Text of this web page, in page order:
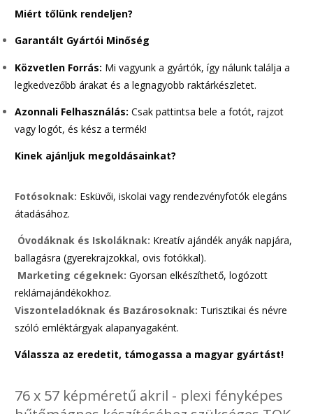
Miért tőlünk rendeljen?
Garantált Gyártói Minőség
Közvetlen Forrás: Mi vagyunk a gyártók, így nálunk találja a
legkedvezőbb árakat és a legnagyobb raktárkészletet.
Azonnali Felhasználás: Csak pattintsa bele a fotót, rajzot
vagy logót, és kész a termék!
Kinek ajánljuk megoldásainkat?
Fotósoknak: Esküvői, iskolai vagy rendezvényfotók elegáns
átadásához.
Óvodáknak és Iskoláknak: Kreatív ajándék anyák napjára,
ballagásra (gyerekrajzokkal, ovis fotókkal).
Marketing cégeknek: Gyorsan elkészíthető, logózott
reklámajándékokhoz.
Viszonteladóknak és Bazárosoknak: Turisztikai és névre
szóló emléktárgyak alapanyagaként.
Válassza az eredetit, támogassa a magyar gyártást!
76 x 57 képméretű akril - plexi fényképes